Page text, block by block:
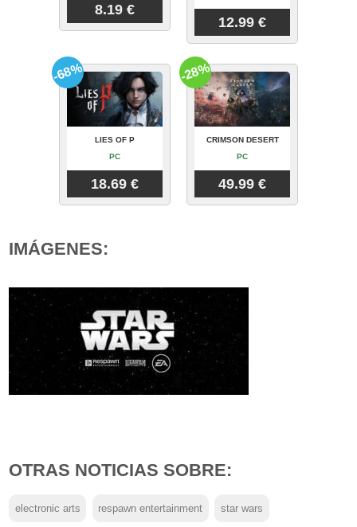
8.19 €
12.99 €
LIES OF P
PC
18.69 €
-68%
CRIMSON DESERT
PC
49.99 €
-28%
IMÁGENES:
OTRAS NOTICIAS SOBRE:
electronic arts respawn entertainment star wars